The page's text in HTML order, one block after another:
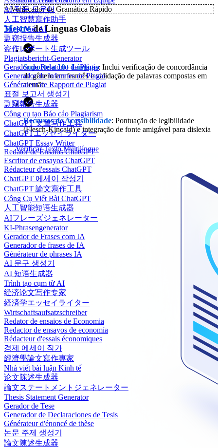
AI 작문 도우미
人工智慧寫作助手
Trợ lý Viết AI
剽窃报告生成器
盗作レポート生成ツール
Plagiatsbericht-Generator
Gerador de Relatório de Plágio
Generador de Informes de Plagio
Générateur de Rapport de Plagiat
표절 보고서 생성기
剽竊報告生成器
Công cụ tạo Báo cáo Plagiarism
ChatGPT 文章写作工具
ChatGPTエッセイライター
ChatGPT Essay Writer
Redator de Ensaios ChatGPT
Escritor de ensayos ChatGPT
Rédacteur d'essais ChatGPT
ChatGPT 에세이 작성기
ChatGPT 論文寫作工具
Công Cụ Viết Bài ChatGPT
人工智能短语生成器
AIフレーズジェネレーター
KI-Phrasengenerator
Gerador de Frases com IA
Generador de frases de IA
Générateur de phrases IA
AI 문구 생성기
AI 短语生成器
Trình tạo cụm từ AI
经济论文写作专家
経済学エッセイライター
Wirtschaftsaufsatzschreiber
Redator de ensaios de Economia
Redactor de ensayos de economía
Rédacteur d'essais économiques
경제 에세이 작가
經濟學論文寫作專家
Nhà viết bài luận Kinh tế
论文陈述生成器
論文ステートメントジェネレーター
Thesis Statement Generator
Gerador de Tese
Generador de Declaraciones de Tesis
Générateur d'énoncé de thèse
논문 주제 생성기
論文陳述生成器
✨Verificador de Gramática Rápido
Mestrede Línguas Globais
Suporte a 10+ Línguas: Inclui verificação de concordância
de gênero em francês e validação de palavras compostas em
alemão
Recursos de Acessibilidade: Pontuação de legibilidade
(Flesch-Kincaid) e integração de fonte amigável para dislexia
Verificar Texto Multilíngue